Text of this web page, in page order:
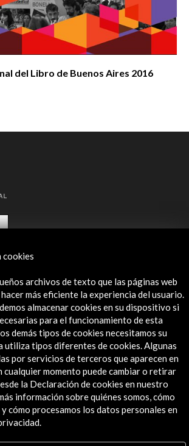
del Libro de Buenos Aires 2016
- 4º
España
cookies
archivos de texto que las páginas web
más eficiente la experiencia del usuario.
almacenar cookies en su dispositivo si
para el funcionamiento de esta
demás tipos de cookies necesitamos su
utiliza tipos diferentes de cookies. Algunas
por servicios de terceros que aparecen en
cualquier momento puede cambiar o retirar
la Declaración de cookies en nuestro
información sobre quiénes somos, cómo
cómo procesamos los datos personales en